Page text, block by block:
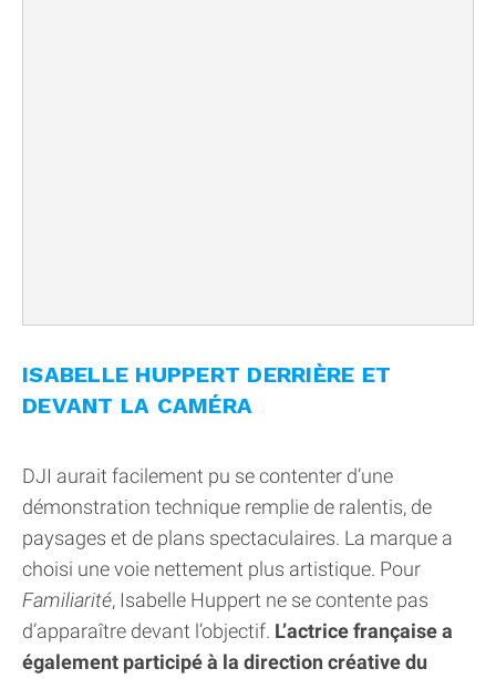
ISABELLE HUPPERT DERRIÈRE ET
DEVANT LA CAMÉRA
DJI aurait facilement pu se contenter d’une
démonstration technique remplie de ralentis, de
paysages et de plans spectaculaires. La marque a
choisi une voie nettement plus artistique. Pour
Familiarité, Isabelle Huppert ne se contente pas
d’apparaître devant l’objectif. L’actrice française a
également participé à la direction créative du